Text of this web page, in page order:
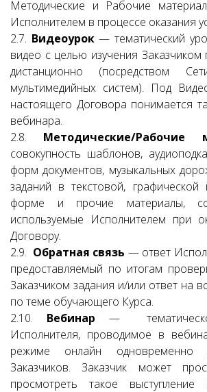
Методические и Рабочие
Исполнителем в процессе оказания
2.7. Видеоурок— тематический
видео с целью изучения
дистанционно (посредством
мультимедийных систем). Под
настоящего Договора понимается
вебинара.
2.8. Методические/Рабочие
совокупность шаблонов,
форм документов, музыкальных
заданий в текстовой,
форме и прочие материалы,
используемые Исполнителем при
Договору.
2.9. Обратная связь — ответ
предоставляемый по итогам
Заказчиком задания и/или ответ на
по теме обучающего Курса.
2.10. Вебинар —
Исполнителя, проводимое в
режиме онлайн одновременно
Заказчиков. Заказчик может
просмотреть такое